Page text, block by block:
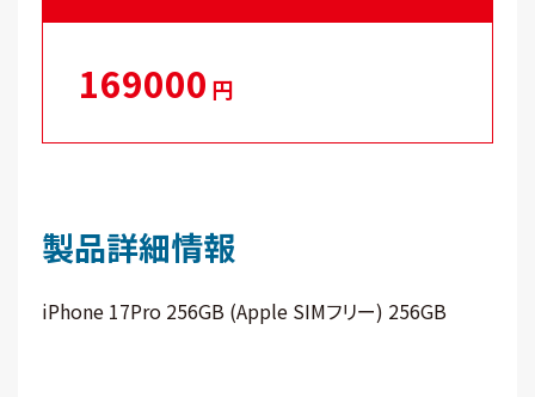
169000 円
製品詳細情報
iPhone 17Pro 256GB (Apple SIMフリー) 256GB